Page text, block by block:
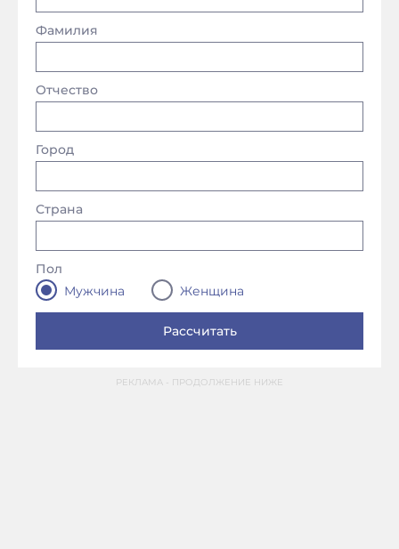
Фамилия
Отчество
Страна
Город
Пол
Мужчина
Женщина
РЕКЛАМА - ПРОДОЛЖЕНИЕ НИЖЕ